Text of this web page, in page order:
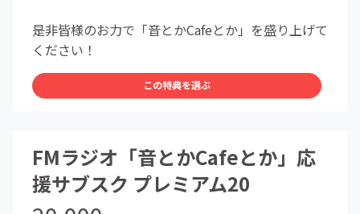
是非皆様のお力で「音とかCafeとか」を盛り上げて
ください！
この特典を選ぶ
FMラジオ「音とかCafeとか」応
援サブスク プレミアム20